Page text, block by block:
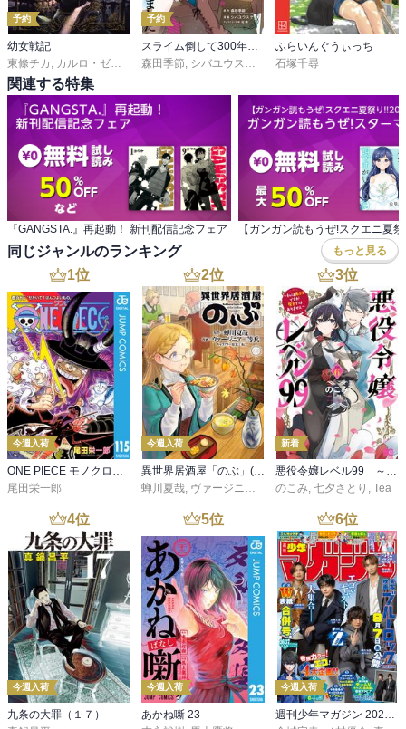
前に進む決意をして、京子の想いに向き合い、自分の思いとも向き
合うことにした鉄男。彼と彼女の恋愛がどうなっていくか、気にな
りますな
予約
幼女戦記
東條チカ , カルロ・ゼン 篠月しのぶ
予約
スライム倒して300年、知らないうちにレベルMAXになってました
森田季節, シバユウスケ 紅緒
ふらいんぐうぃっち
石塚千尋
関連する特集
『GANGSTA.』再起動！ 新刊配信記念フェア
同じジャンルのランキング もっと見る
1位
今週入荷
尾田栄一郎
2位
今週入荷
蝉川夏哉 ヴァージニア二等兵 ,転
3位
新着
のこみ 七夕さとり Tea
4位
今週入荷
九条の大罪（１７）
5位
今週入荷
あかね噺 23
6位
今週入荷
週刊少年マガジン 2026年36・37号[2026年8月5日発売]